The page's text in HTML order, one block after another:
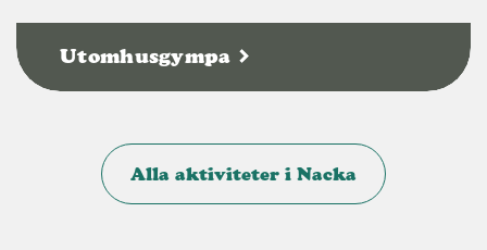
Utomhusgympa
Alla aktiviteter i Nacka